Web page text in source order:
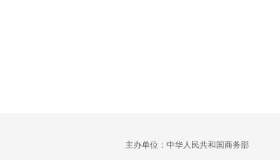
主办单位：中华人民共和国商务部